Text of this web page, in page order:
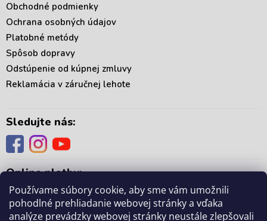
Používame súbory cookie, aby sme vám umožnili
pohodlné prehliadanie webovej stránky a vďaka
analýze prevádzky webovej stránky neustále zlepšovali
Obchodné podmienky
Ochrana osobných údajov
Platobné metódy
Spôsob dopravy
Odstúpenie od kúpnej zmluvy
Reklamácia v záručnej lehote
Sledujte nás:
Online platby: